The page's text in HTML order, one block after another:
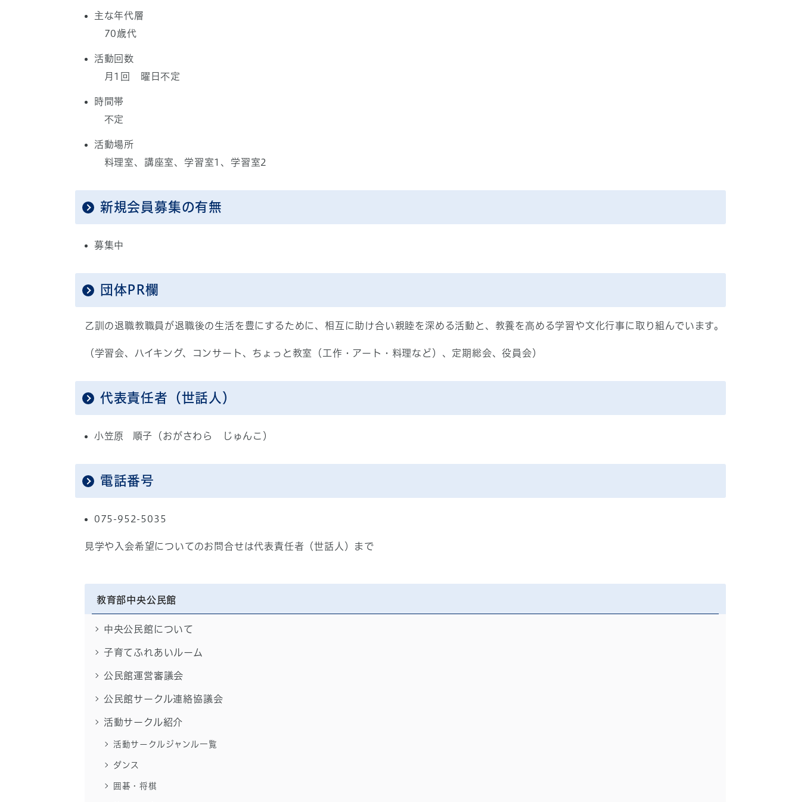
主な年代層
70歳代
活動回数
月1回 曜日不定
時間帯
不定
活動場所
料理室、講座室、学習室1、学習室2
新規会員募集の有無
募集中
団体PR欄
乙訓の退職教職員が退職後の生活を豊にするために、相互に助け合い親睦を深める活動と、教養を高める学習や文化行事に取り組んでいます。
（学習会、ハイキング、コンサート、ちょっと教室（工作・アート・料理など）、定期総会、役員会）
代表責任者（世話人）
小笠原 順子（おがさわら じゅんこ）
電話番号
075-952-5035
見学や入会希望についてのお問合せは代表責任者（世話人）まで
教育部中央公民館
中央公民館について
子育てふれあいルーム
公民館運営審議会
公民館サークル連絡協議会
活動サークル紹介
活動サークルジャンル一覧
ダンス
囲碁・将棋